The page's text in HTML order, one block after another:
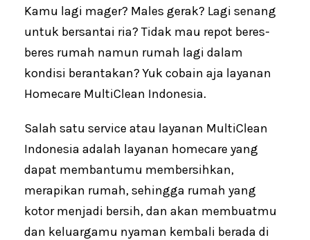
c
b
o
o
a
l
a
s
A
p
a
e
Kamu lagi mager? Males gerak? Lagi senang
untuk bersantai ria? Tidak mau repot beres-
beres rumah namun rumah lagi dalam
kondisi berantakan? Yuk cobain aja layanan
Homecare MultiClean Indonesia.
Salah satu service atau layanan MultiClean
Indonesia adalah layanan homecare yang
dapat membantumu membersihkan,
merapikan rumah, sehingga rumah yang
kotor menjadi bersih, dan akan membuatmu
dan keluargamu nyaman kembali berada di